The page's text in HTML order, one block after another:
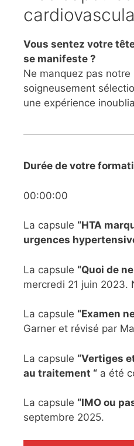
Vous sentez votre
se manifeste ?
Ne manquez pas
soigneusement
une expérience
Durée de votre
00:00:00
La capsule “HTA
urgences
La capsule “Quoi de
mercredi 21 juin 2023.
La capsule “Examen
Garner et révisé par
La capsule “Vertiges
au traitement “ a été
La capsule “IMO ou
septembre 2025.